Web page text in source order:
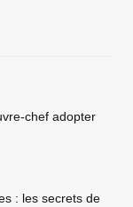
chef adopter
: les secrets de